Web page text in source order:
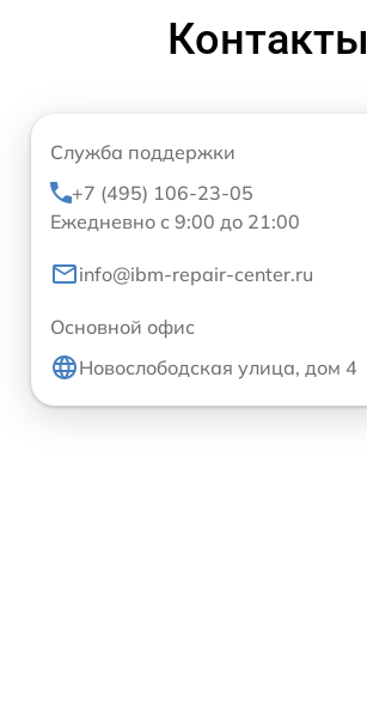
Контакты
Служба поддержки
+7 (495) 106-23-05
Ежедневно с 9:00 до 21:00
info@ibm-repair-center.ru
Основной офис
Новослободская улица, дом 4